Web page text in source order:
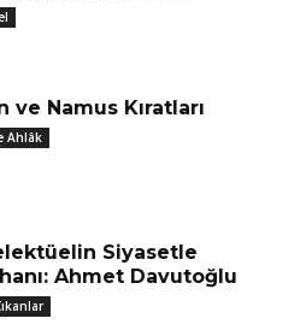
ve Namus Kıratları
Ahlâk
Siyasetle
Ahmet Davutoğlu